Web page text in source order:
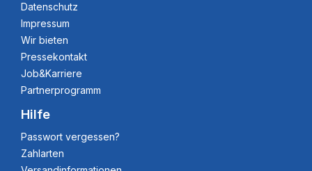
Datenschutz
Impressum
Wir bieten
Pressekontakt
Job&Karriere
Partnerprogramm
Hilfe
Passwort vergessen?
Zahlarten